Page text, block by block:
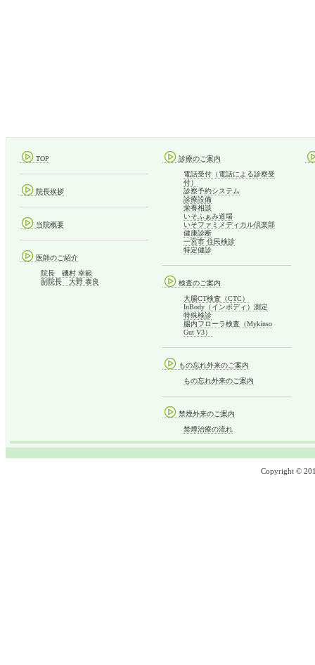
TOP
院長挨拶
当院概要
医師のご紹介
院長 磯村 幸範
副院長 大野 泰良
診療のご案内
電話受付（電話による診察受
付）
診察予約システム
診療設備
栄養相談
いそふぁみ道場
いそファミメディカル倶楽部
健康診断
一宮市 住民検診
特定健診
検査のご案内
大腸CT検査（CTC）
InBody（インボディ）測定
特殊検診
腸内フローラ検査（Mykinso
Gut V3）
もの忘れ外来のご案内
もの忘れ外来のご案内
禁煙外来のご案内
禁煙治療の流れ
Copyright ©